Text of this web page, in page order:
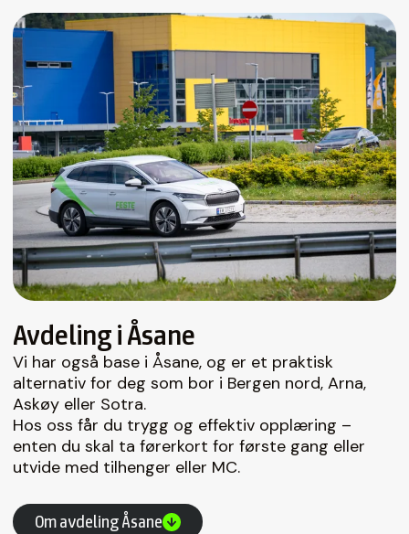
Avdeling i Åsane
Vi har også base i Åsane, og er et praktisk
alternativ for deg som bor i Bergen nord, Arna,
Askøy eller Sotra.
Hos oss får du trygg og effektiv opplæring –
enten du skal ta førerkort for første gang eller
utvide med tilhenger eller MC.
Om avdeling Åsane